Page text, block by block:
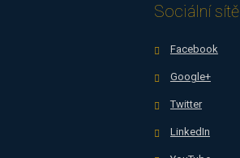
Sociální sítě
Facebook
Google+
Twitter
LinkedIn